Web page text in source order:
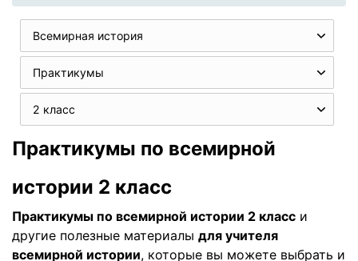
Всемирная история
Практикумы
2 класс
Практикумы по всемирной
истории 2 класс
Практикумы по всемирной истории 2 класс и
другие полезные материалы для учителя
всемирной истории, которые вы можете выбрать и